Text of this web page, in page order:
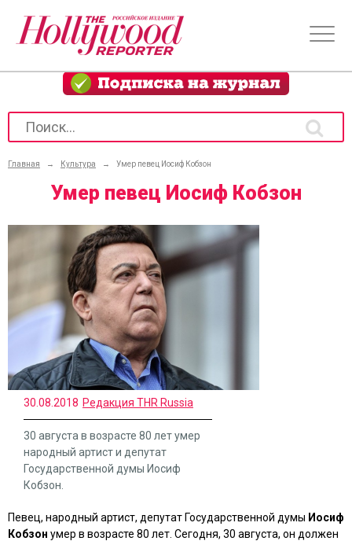
Главная → Культура → Умер певец Иосиф Кобзон
Умер певец Иосиф Кобзон
30.08.2018 Редакция THR Russia
30 августа в возрасте 80 лет умер
народный артист и депутат
Государственной думы Иосиф
Кобзон.
Певец, народный артист, депутат Государственной думы Иосиф
Кобзон умер в возрасте 80 лет. Сегодня, 30 августа, он должен